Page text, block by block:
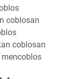
coblosan
coblosan